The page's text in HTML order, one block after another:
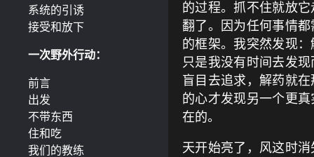
系统的引诱
接受和放下
一次野外行动：
前言
出发
不带东西
住和吃
我们的教练
的过程。抓不住就放
翻了。因为任何事情
的框架。我突然发现
只是我没有时间去发
盲目去追求，解药就
的心才发现另一个更
在的。
天开始亮了，风这时